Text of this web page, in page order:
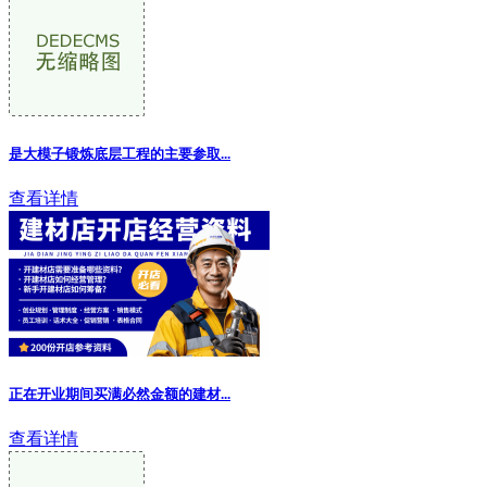
是大模子锻炼底层工程的主要参取...
查看详情
正在开业期间买满必然金额的建材...
查看详情